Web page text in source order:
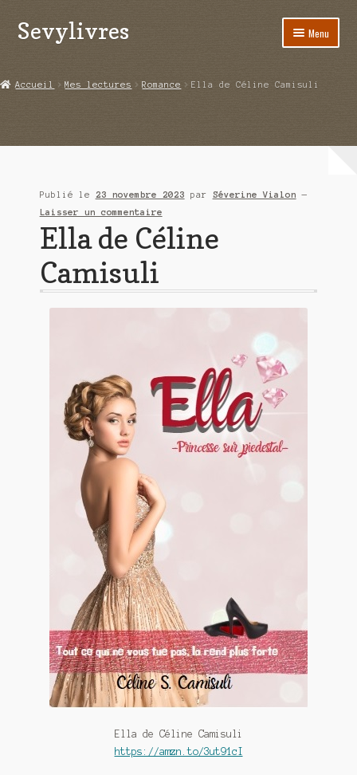
Aller
Aller
au
Sevylivres Menu
Au nom de la justice
Boutique
De(s)tracteur réduit au silence
Enlèvement rêvé
Entre père et fils
Il fallait me laisser mourir
Les boules du Père Noël
Liste de tous mes romans
Marre des adultes
Mes romans
Accueil Mes lectures Romance Ella de Céline Camisuli
Publié le 23 novembre 2023 par Séverine Vialon
—
Laisser un commentaire
Ella de Céline
Camisuli
Ella de Céline Camisuli
https://amzn.to/3ut91cI